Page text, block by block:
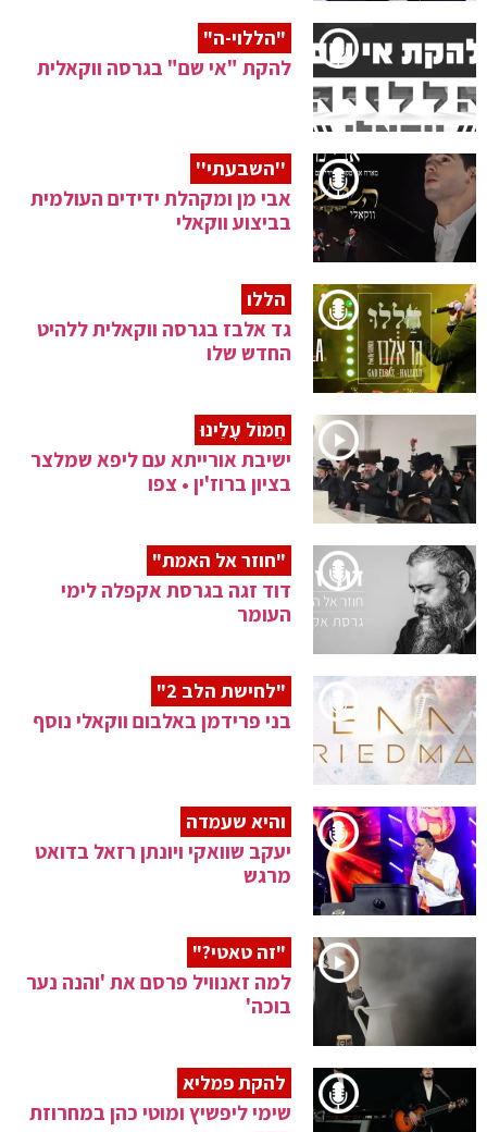
"הללוי-ה"
להקת "אי שם" בגרסה ווקאלית
''השבעתי''
אבי מן ומקהלת ידידים העולמית
בביצוע ווקאלי
הללו
גד אלבז בגרסה ווקאלית ללהיט
החדש שלו
חֲמוֹל עָלֵינוּ
ישיבת אורייתא עם ליפא שמלצר
בציון ברוז'ין • צפו
"חוזר אל האמת"
דוד זגה בגרסת אקפלה לימי
העומר
"לחישת הלב 2"
בני פרידמן באלבום ווקאלי נוסף
והיא שעמדה
יעקב שוואקי ויונתן רזאל בדואט
מרגש
"זה טאטי?"
למה זאנוויל פרסם את 'והנה נער
בוכה'
להקת פמליא
שימי ליפשיץ ומוטי כהן במחרוזת